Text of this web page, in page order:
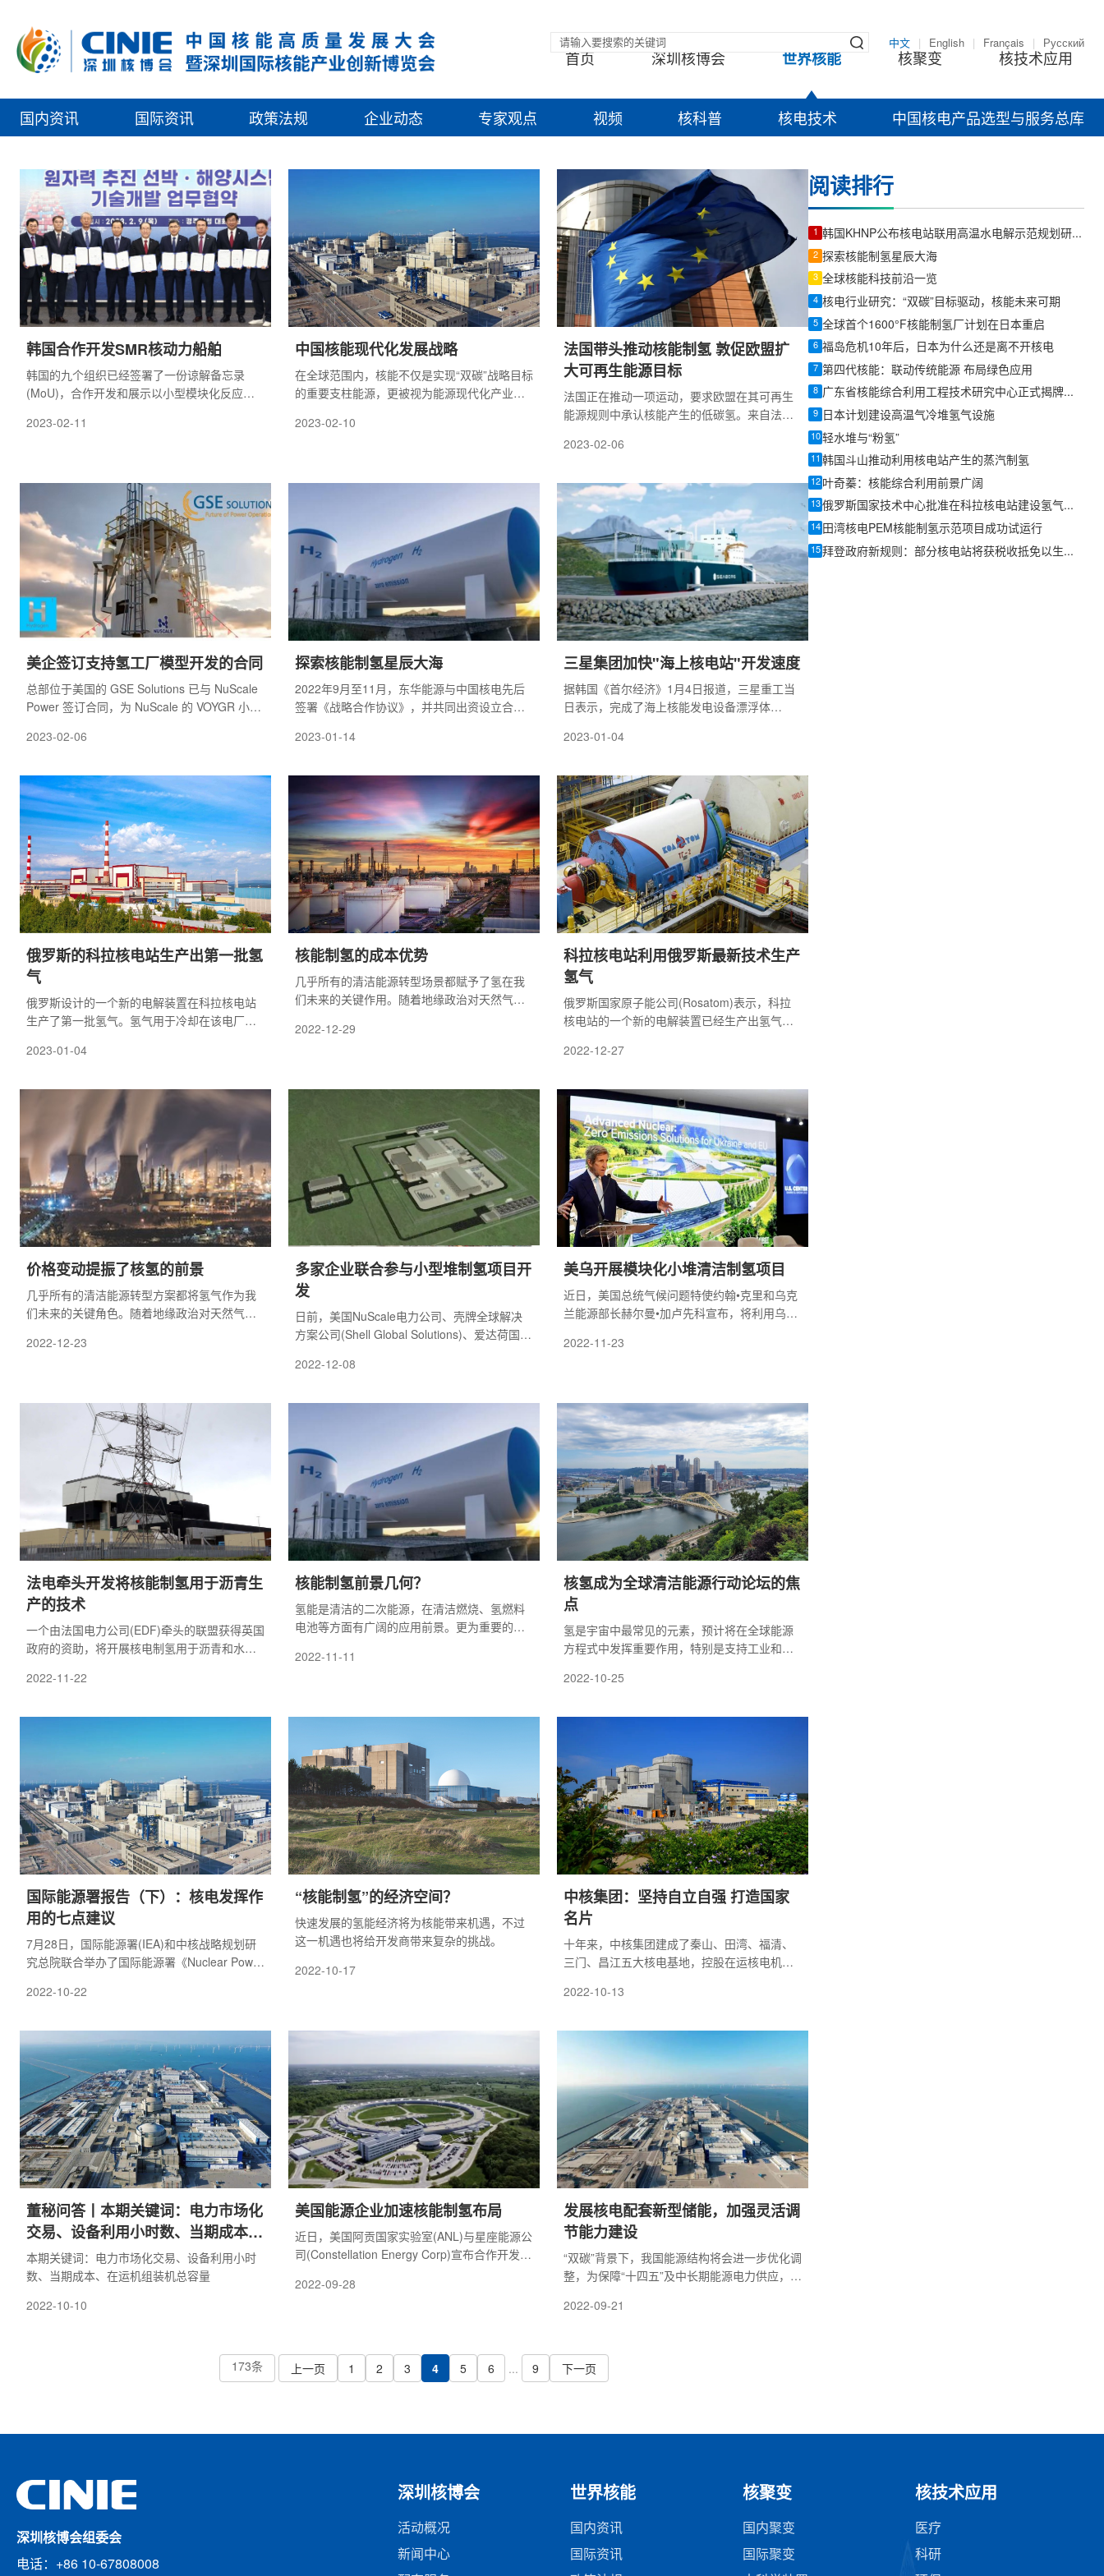
中文 English Français Русский
首页 深圳核博会 世界核能 核聚变 核技术应用
国内资讯 国际资讯 政策法规 企业动态 专家观点 视频 核科普 核电技术 中国核电产品选型与服务总库
韩国合作开发SMR核动力船舶
韩国的九个组织已经签署了一份谅解备忘录
(MoU)，合作开发和展示以小型模块化反应堆
伴还将开发海洋系统和使用熔盐反应堆(MSRs)
2023-02-11
中国核能现代化发展战略
在全球范围内，核能不仅是实现“双碳”战略目标
的重要支柱能源，更被视为能源现代化产业的
科技转型变革的战略性带动作用有目共睹。
2023-02-10
法国带头推动核能制氢 敦促欧盟扩
大可再生能源目标
法国正在推动一项运动，要求欧盟在其可再生
能源规则中承认核能产生的低碳氢。来自法
周致函欧盟委员会，敦促其扩大可再生能源方
2023-02-06
美企签订支持氢工厂模型开发的合同
总部位于美国的 GSE Solutions 已与 NuScale
Power 签订合同，为 NuScale 的 VOYGR 小型
根据协议，现有的 NuScale 控制室模拟器将被
包括 GSE 的制氢模型。GSE 将提供基于其
JProTM 动态仿真软件的模型、集成和测试支
持。
2023-02-06
探索核能制氢星辰大海
2022年9月至11月，东华能源与中国核电先后
签署《战略合作协议》，并共同出资设立合资
气冷堆核能制氢。本篇报告尝试从高温气冷堆
源未来的核能制氢战略是怎样的?
2023-01-14
三星集团加快"海上核电站"开发速度
据韩国《首尔经济》1月4日报道，三星重工当
日表示，完成了海上核能发电设备漂浮体
美国ABS船级基本认证。
2023-01-04
俄罗斯的科拉核电站生产出第一批氢
气
俄罗斯设计的一个新的电解装置在科拉核电站
生产了第一批氢气。氢气用于冷却在该电厂发
解器生产的。新的电解器使用质子交换膜生产
2023-01-04
核能制氢的成本优势
几乎所有的清洁能源转型场景都赋予了氢在我
们未来的关键作用。随着地缘政治对天然气价
会的巨大规模令人惊叹。
2022-12-29
科拉核电站利用俄罗斯最新技术生产
氢气
俄罗斯国家原子能公司(Rosatom)表示，科拉
核电站的一个新的电解装置已经生产出氢气，
2022-12-27
价格变动提振了核氢的前景
几乎所有的清洁能源转型方案都将氢气作为我
们未来的关键角色。随着地缘政治对天然气价
电的机会之大令人惊叹。
2022-12-23
多家企业联合参与小型堆制氢项目开
发
日前，美国NuScale电力公司、壳牌全球解决
方案公司(Shell Global Solutions)、爱达荷国家
(UAMPS)、燃料电池能源公司(Fuel Cell
2022-12-08
美乌开展模块化小堆清洁制氢项目
近日，美国总统气候问题特使约翰•克里和乌克
兰能源部长赫尔曼•加卢先科宣布，将利用乌克
项目，采用固体氧化物电解制氢和氨。
2022-11-23
法电牵头开发将核能制氢用于沥青生
产的技术
一个由法国电力公司(EDF)牵头的联盟获得英国
政府的资助，将开展核电制氢用于沥青和水泥
2025年之前以兆瓦级的规模示范这项技术。该
2022-11-22
核能制氢前景几何？
氢能是清洁的二次能源，在清洁燃烧、氢燃料
电池等方面有广阔的应用前景。更为重要的
清洁能源载体，可以气态、液态、固体氧化物
储能手段。
2022-11-11
核氢成为全球清洁能源行动论坛的焦
点
氢是宇宙中最常见的元素，预计将在全球能源
方程式中发挥重要作用，特别是支持工业和交
目前，几乎所有的氢能都是使用化石燃料生产
2022-10-25
国际能源署报告（下）：核电发挥作
用的七点建议
7月28日，国际能源署(IEA)和中核战略规划研
究总院联合举办了国际能源署《Nuclear Power
发布会暨圆桌讨论会，国际能源署、中国能源
和专家出席会议并充分交流了观点。
2022-10-22
“核能制氢”的经济空间？
快速发展的氢能经济将为核能带来机遇，不过
这一机遇也将给开发商带来复杂的挑战。
2022-10-17
中核集团：坚持自立自强 打造国家
名片
十年来，中核集团建成了秦山、田湾、福清、
三门、昌江五大核电基地，控股在运核电机组
13台。所有在运核电机组保持安全稳定运行，
2022-10-13
董秘问答丨本期关键词：电力市场化
交易、设备利用小时数、当期成本、
在运机组装机总容量
本期关键词：电力市场化交易、设备利用小时
数、当期成本、在运机组装机总容量
2022-10-10
美国能源企业加速核能制氢布局
近日，美国阿贡国家实验室(ANL)与星座能源公
司(Constellation Energy Corp)宣布合作开发无
公司和Xcel能源公司也已宣布计划在明尼苏达
2022-09-28
发展核电配套新型储能，加强灵活调
节能力建设
“双碳”背景下，我国能源结构将会进一步优化调
整，为保障“十四五”及中长期能源电力供应，我
设。核电作为近零排放的低碳能源，需要强化
结合核电特点及其发展实际和电力系统灵活调
节需求，发展灵活性核能，重点探索统筹核能
2022-09-21
173条 上一页 1 2 3 4 5 6 ... 9 下一页
阅读排行
1 韩国KHNP公布核电站联用高温水电解示范规划研究成果
2 探索核能制氢星辰大海
3 全球核能科技前沿一览
4 核电行业研究：“双碳”目标驱动，核能未来可期
5 全球首个1600°F核能制氢厂计划在日本重启
6 福岛危机10年后，日本为什么还是离不开核电
7 第四代核能：联动传统能源 布局绿色应用
8 广东省核能综合利用工程技术研究中心正式揭牌成立
9 日本计划建设高温气冷堆氢气设施
10 轻水堆与“粉氢”
11 韩国斗山推动利用核电站产生的蒸汽制氢
12 叶奇蓁：核能综合利用前景广阔
13 俄罗斯国家技术中心批准在科拉核电站建设氢气生产试验台综合体项目
14 田湾核电PEM核能制氢示范项目成功试运行
15 拜登政府新规则：部分核电站将获税收抵免以生产清洁氢气
深圳核博会组委会
电话：+86 10-67808008
深圳核博会
活动概况
新闻中心
世界核能
国内资讯
国际资讯
核聚变
国内聚变
国际聚变
核技术应用
医疗
科研